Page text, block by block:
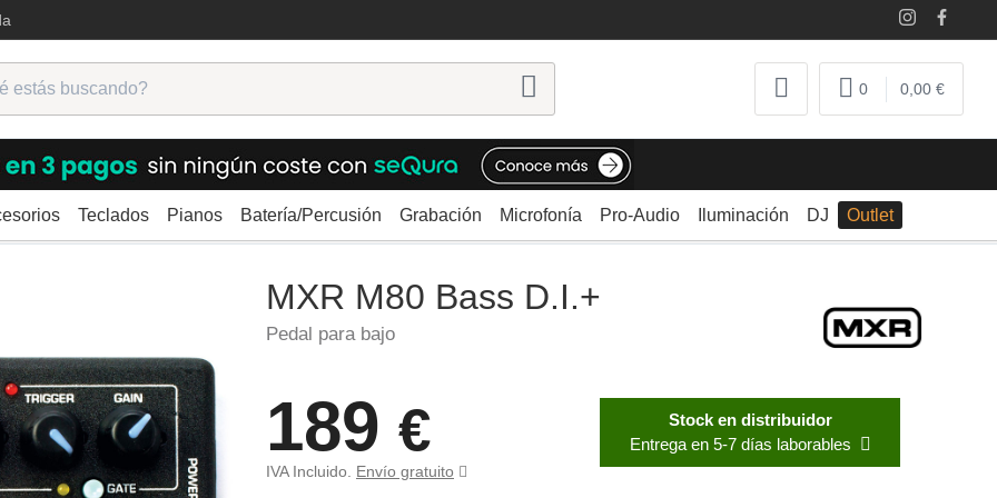
0 0,00 €
Teclados Pianos Batería/Percusión Grabación Microfonía Pro-Audio Iluminación DJ Outlet
MXR M80 Bass D.I.+
MXR M80 Bass D.I.+
Pedal para bajo
189 €
IVA Incluido. Envío gratuito
Stock en distribuidor
Entrega en 5-7 días laborables